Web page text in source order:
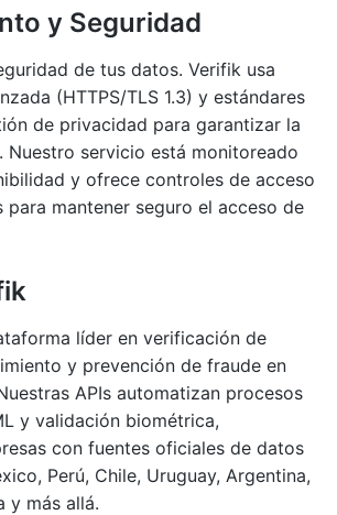
y Seguridad
de tus datos. Verifik usa
(HTTPS/TLS 1.3) y estándares
de privacidad para garantizar la
Nuestro servicio está monitoreado
y ofrece controles de acceso
para mantener seguro el acceso de
líder en verificación de
y prevención de fraude en
APIs automatizan procesos
y validación biométrica,
con fuentes oficiales de datos
Perú, Chile, Uruguay, Argentina,
y más allá.